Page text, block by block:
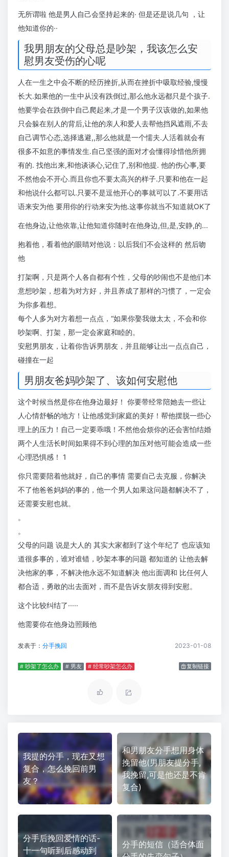
无所谓啦 他是男人自己会坚持起来的· 但是还是说几句 ，让
他知道你的··
我男朋友的父母总是吵架，我该怎么安
慰男友受伤的心呢
人在一生之中会不断的经历挫折,从而在挫折中吸取经验,慢慢
长大.如果他的一生中从没有跌倒过,那么他永远都只是个孩子.
他要学会在跌倒中自己爬起来,才是一个男子汉该做的,如果他
只会躲在别人的背后,让他的亲人和爱人去帮他挡风遮雨,不去
自己调节心态,选择逃避,,那么他就是一个懦夫.人活着就会有
很多不如意的事情发生.自己坚强的面对才会懂得珍惜他所拥
有的. 找他出来,和他谈谈心,记住了,别和他提. 他的伤心事,要
不然他会不开心.而且你也不要太高兴的样子.只要和他在一起
和他说什么都可以.只要不是逗他开心的事就可以了.不要用话
语来安为他 要用你的行动来安为他.这事你就当不知道就OK了
在他身边,让他依靠,让他知道你随时在他身边,但,是,安静,的...
抱着他，看着他的眼睛对他说：以后我们不会这样的 然后吻
他
打架啊，只是两个人各自都有个性，父母的吵闹也不是他们本
意想吵架，想着为对方好，并且养成了那样的习惯了，一定会
为你多着想。
每个人多为对方着想一点点，“如果你娶我做太太，不会和你
吵架啊、打架，那一定会家庭和睦的。
安慰男朋友，让着你告诉男朋友，并且能够让出一点点自己，
碰撞在一起
男朋友爸妈吵架了、该如何安慰他
这个时候当然是你在他身边最好！ 你要带经常陪她去一些让
人心情舒畅的地方！让他感觉到家庭的美好！帮他摆脱一些心
理上的压力！自己一定要乖哦！不然他会烦你的还会害怕结婚
两个人生活长时间如果得不到心理的加压对他可能会造成一些
心理恐惧感！ 1
你只需要陪着他就好，自己的事情 需要自己去克服，你解决
不了他爸爸妈妈的事的，他一个男人如果这问题都解决不了，
还需要安慰也就。
。
。
父母的问题 说是大人的 其实大家都到了这个年纪了 也应该知
道很多事的，谁对谁错，吵架本事的问题 都知道的 让他去解
决他家的事，不解决他永远不知道解决 他出面调和 比任何人
都合适，勇敢的出去面对，而不是告诉女朋友得到安慰。
这个比较纠结了·····
他需要你在他身边照顾他
发表于： 分手挽回 2023-01-08
# 吵架了怎么办 # 男友 # 经常吵架怎么办 复制链接
我提的分手，现在又想
复合，怎么挽回前男
友？
和男朋友分手想用身体
挽留他(男朋友提分手,
我挽留,可是他还是不肯
复合)
分手后挽回爱情的话-
十一句听到后感动到
分手的短信（适合体面